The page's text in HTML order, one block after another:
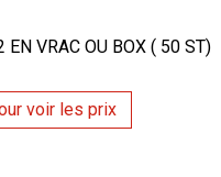
EN VRAC OU BOX ( 50 ST)
voir les prix